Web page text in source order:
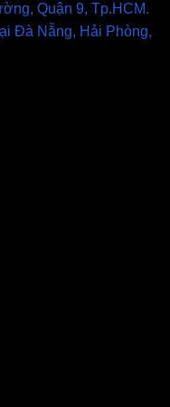
Quận 9, Tp.HCM.
Đà Nẵng, Hải Phòng,